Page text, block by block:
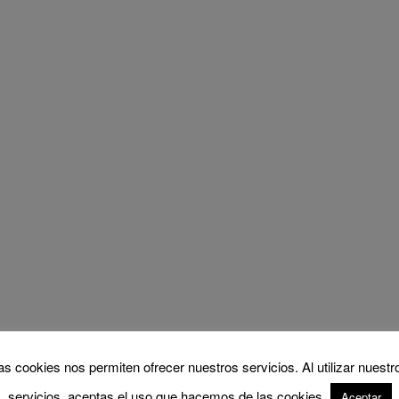
cookies nos permiten ofrecer nuestros servicios. Al utilizar